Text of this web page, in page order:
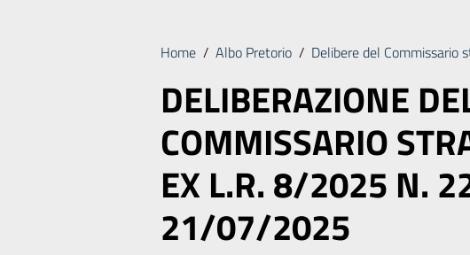
Home / Albo Pretorio / Delibere del Commissario
DELIBERAZIONE
COMMISSARIO
EX L.R. 8/2025 N.
21/07/2025